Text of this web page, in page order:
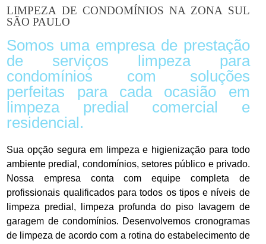
LIMPEZA DE CONDOMÍNIOS NA ZONA SUL
SÃO PAULO
Somos uma empresa de prestação
de serviços limpeza para
condomínios com soluções
perfeitas para cada ocasião em
limpeza predial comercial e
residencial.
Sua opção segura em limpeza e higienização para todo
ambiente predial, condomínios, setores público e privado.
Nossa empresa conta com equipe completa de
profissionais qualificados para todos os tipos e níveis de
limpeza predial, limpeza profunda do piso lavagem de
garagem de condomínios. Desenvolvemos cronogramas
de limpeza de acordo com a rotina do estabelecimento de